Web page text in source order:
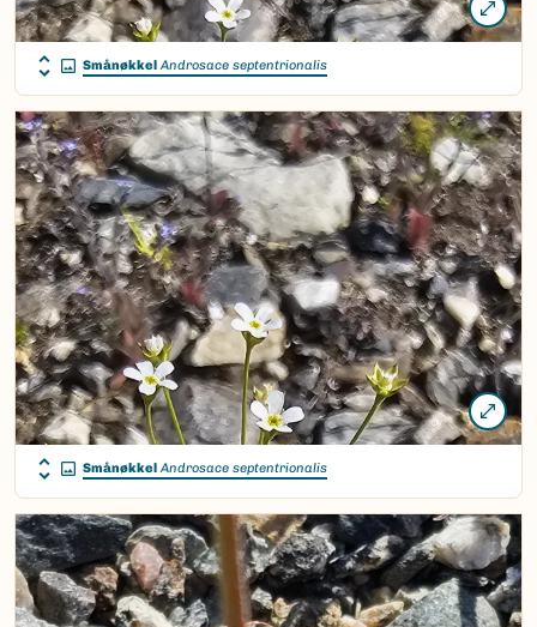
Smånøkkel Androsace septentrionalis
Smånøkkel Androsace septentrionalis